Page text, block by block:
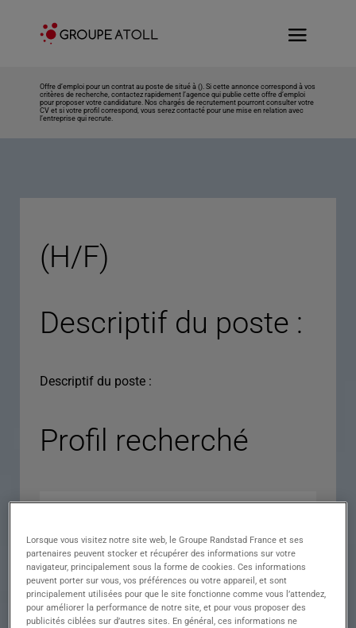
Offre d’emploi pour un contrat au poste de situé à (). Si cette annonce correspond à vos
critères de recherche, contactez rapidement l’agence qui publie cette offre d’emploi
pour proposer votre candidature. Nos chargés de recrutement pourront consulter votre
CV et si votre profil correspond, vous serez contacté pour une mise en relation avec
l’entreprise qui recrute.
(H/F)
Descriptif du poste :
Descriptif du poste :
Profil recherché
Expérience
Lorsque vous visitez notre site web, le Groupe Randstad France et ses
partenaires peuvent stocker et récupérer des informations sur votre
navigateur, principalement sous la forme de cookies. Ces informations
peuvent porter sur vous, vos préférences ou votre appareil, et sont
principalement utilisées pour que le site fonctionne comme vous l’attendez,
pour améliorer la performance de notre site, et pour vous proposer des
publicités ciblées sur d’autres sites. En général, ces informations ne